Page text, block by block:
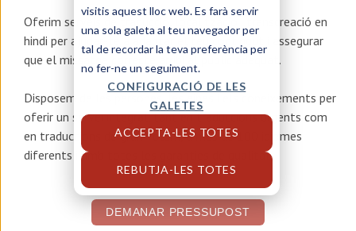
visitis aquest lloc web. Es farà servir
una sola galeta al teu navegador per
tal de recordar la teva preferència per
no fer-ne un seguiment.
CONFIGURACIÓ DE LES
GALETES
ACCEPTA-LES TOTES
REBUTJA-LES TOTES
Oferim serveis de traducció, localització i transcreació en
hindi per ajudar-te a adaptar el teu contingut i assegurar
que el missatge correcte arribi al públic adequat.
Disposem de les persones, les eines i els coneixements per
oferir un servei integral, tant en traduccions urgents com
en traduccions de gran volum, a més de 100 idiomes
diferents i amb totes les garanties de qualitat.
DEMANAR PRESSUPOST